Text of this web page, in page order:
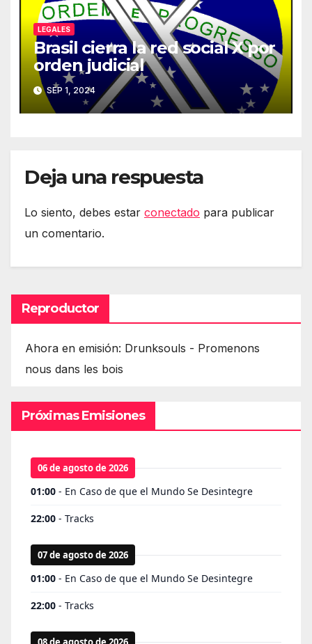
LEGALES
Brasil cierra la red social X por
orden judicial
SEP 1, 2024
Deja una respuesta
Lo siento, debes estar conectado para publicar
un comentario.
Reproductor
Ahora en emisión: Drunksouls - Promenons
nous dans les bois
Próximas Emisiones